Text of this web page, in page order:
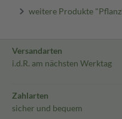
weitere Produkte
Versandarten
i.d.R. am nächsten Werktag
Zahlarten
sicher und bequem